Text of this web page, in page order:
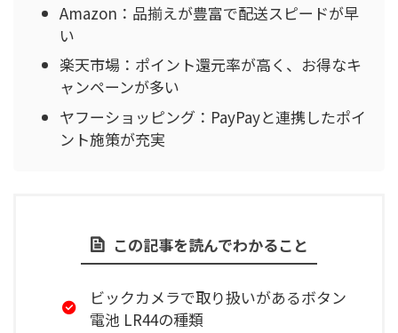
Amazon：品揃えが豊富で配送スピードが早
い
楽天市場：ポイント還元率が高く、お得なキ
ャンペーンが多い
ヤフーショッピング：PayPayと連携したポイ
ント施策が充実
この記事を読んでわかること
ビックカメラで取り扱いがあるボタン
電池 LR44の種類